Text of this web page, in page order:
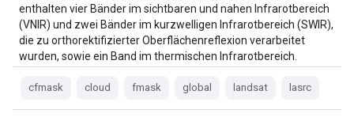
enthalten vier Bänder im sichtbaren und nahen Infrarotbereich
(VNIR) und zwei Bänder im kurzwelligen Infrarotbereich (SWIR),
die zu orthorektifizierter Oberflächenreflexion verarbeitet
wurden, sowie ein Band im thermischen Infrarotbereich.
cfmask cloud fmask global landsat lasrc